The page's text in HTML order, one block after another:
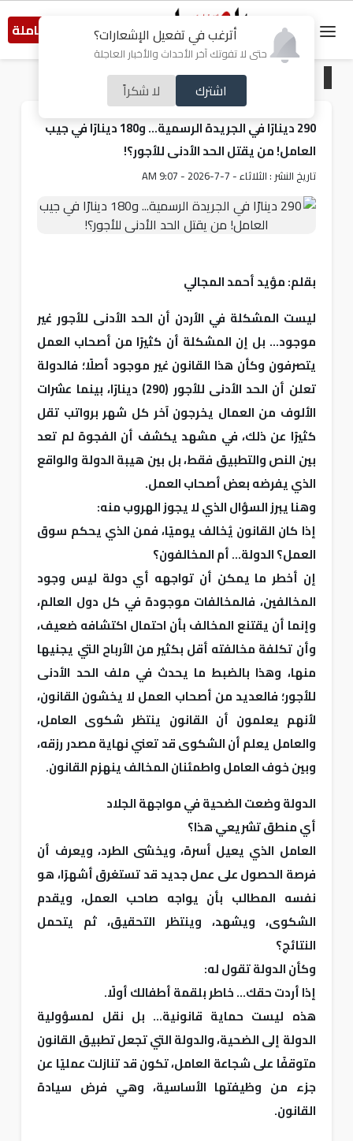
أترغب في تفعيل الإشعارات؟
حتى لا تفوتك آخر الأحداث والأخبار العاجلة
اشترك لا شكراً
النسخة الكاملة
مقالات مختارة
290 دينارًا في الجريدة الرسمية... و180 دينارًا في جيب
العامل! من يقتل الحد الأدنى للأجور؟!
تاريخ النشر : الثلاثاء - 7-7-2026 - 9:07 AM
بقلم: مؤيد أحمد المجالي
ليست المشكلة في الأردن أن الحد الأدنى للأجور غير
موجود... بل إن المشكلة أن كثيرًا من أصحاب العمل
يتصرفون وكأن هذا القانون غير موجود أصلًا؛ فالدولة
تعلن أن الحد الأدنى للأجور (290) دينارًا، بينما عشرات
الألوف من العمال يخرجون آخر كل شهر برواتب تقل
كثيرًا عن ذلك، في مشهد يكشف أن الفجوة لم تعد
بين النص والتطبيق فقط، بل بين هيبة الدولة والواقع
الذي يفرضه بعض أصحاب العمل.
وهنا يبرز السؤال الذي لا يجوز الهروب منه:
إذا كان القانون يُخالف يوميًا، فمن الذي يحكم سوق
العمل؟ الدولة... أم المخالفون؟
إن أخطر ما يمكن أن تواجهه أي دولة ليس وجود
المخالفين، فالمخالفات موجودة في كل دول العالم،
وإنما أن يقتنع المخالف بأن احتمال اكتشافه ضعيف،
وأن تكلفة مخالفته أقل بكثير من الأرباح التي يجنيها
منها، وهذا بالضبط ما يحدث في ملف الحد الأدنى
للأجور؛ فالعديد من أصحاب العمل لا يخشون القانون،
لأنهم يعلمون أن القانون ينتظر شكوى العامل،
والعامل يعلم أن الشكوى قد تعني نهاية مصدر رزقه،
وبين خوف العامل واطمئنان المخالف ينهزم القانون.
الدولة وضعت الضحية في مواجهة الجلاد
أي منطق تشريعي هذا؟
العامل الذي يعيل أسرة، ويخشى الطرد، ويعرف أن
فرصة الحصول على عمل جديد قد تستغرق أشهرًا، هو
نفسه المطالب بأن يواجه صاحب العمل، ويقدم
الشكوى، ويشهد، وينتظر التحقيق، ثم يتحمل
النتائج؟
وكأن الدولة تقول له:
إذا أردت حقك... خاطر بلقمة أطفالك أولًا.
هذه ليست حماية قانونية... بل نقل لمسؤولية
الدولة إلى الضحية، والدولة التي تجعل تطبيق القانون
متوقفًا على شجاعة العامل، تكون قد تنازلت عمليًا عن
جزء من وظيفتها الأساسية، وهي فرض سيادة
القانون.